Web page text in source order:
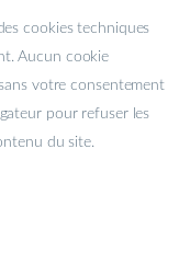
cookies techniques
Aucun cookie
votre consentement
pour refuser les
du site.